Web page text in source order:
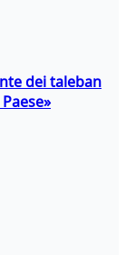
dei taleban